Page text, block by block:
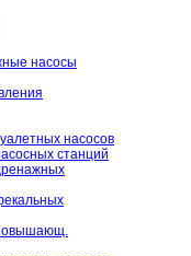
насосы
насосов
станций